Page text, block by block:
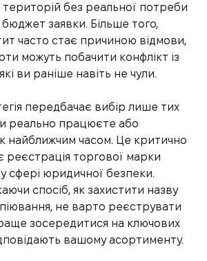
територій без реальної потреби
заявки. Більше того,
часто стає причиною відмови,
можуть побачити конфлікт із
ви раніше навіть не чули.
передбачає вибір лише тих
реально працюєте або
найближчим часом. Це критично
реєстрація торгової марки
сфері юридичної безпеки.
спосіб, як захистити назву
не варто реєструвати
зосередитися на ключових
вашому асортименту.